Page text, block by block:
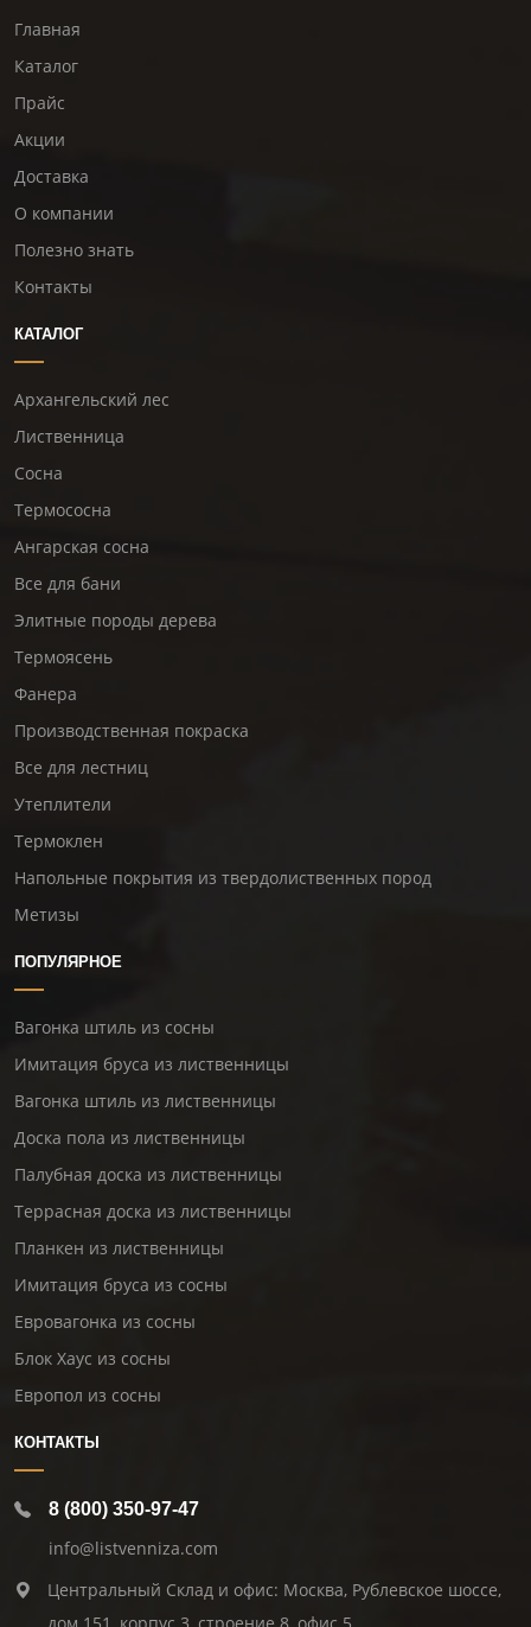
Главная
Каталог
Прайс
Акции
Доставка
О компании
Полезно знать
Контакты
КАТАЛОГ
Архангельский лес
Лиственница
Сосна
Термососна
Ангарская сосна
Все для бани
Элитные породы дерева
Термоясень
Фанера
Производственная покраска
Все для лестниц
Утеплители
Термоклен
Напольные покрытия из твердолиственных пород
Метизы
ПОПУЛЯРНОЕ
Вагонка штиль из сосны
Имитация бруса из лиственницы
Вагонка штиль из лиственницы
Доска пола из лиственницы
Палубная доска из лиственницы
Террасная доска из лиственницы
Планкен из лиственницы
Имитация бруса из сосны
Евровагонка из сосны
Блок Хаус из сосны
Европол из сосны
КОНТАКТЫ
8 (800) 350-97-47
info@listvenniza.com
Центральный Склад и офис: Москва, Рублевское шоссе,